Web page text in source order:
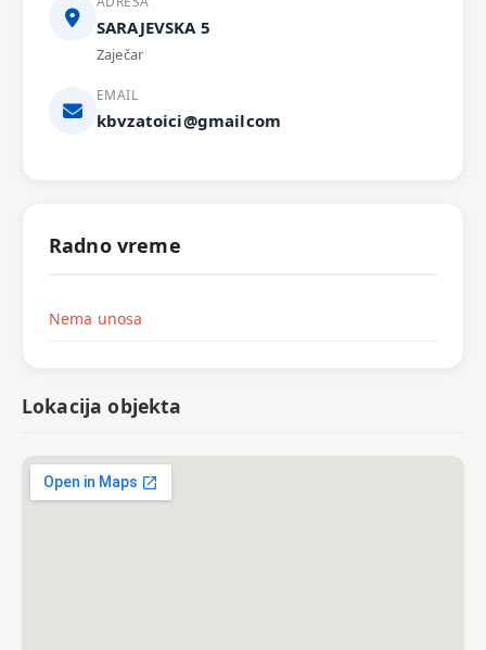
SARAJEVSKA 5
Zaječar
EMAIL
kbvzatoici@gmailcom
Radno vreme
Nema unosa
Lokacija objekta